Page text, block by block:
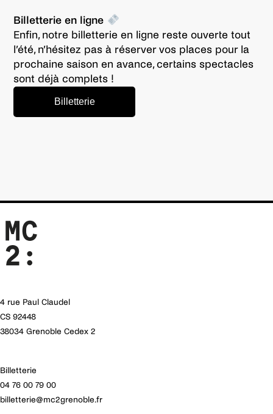
Billetterie en ligne
Enfin, notre billetterie en ligne reste ouverte tout
l’été, n’hésitez pas à réserver vos places pour la
prochaine saison en avance, certains spectacles
sont déjà complets !
Billetterie
4 rue Paul Claudel
CS 92448
38034 Grenoble Cedex 2
Billetterie
04 76 00 79 00
billetterie@mc2grenoble.fr